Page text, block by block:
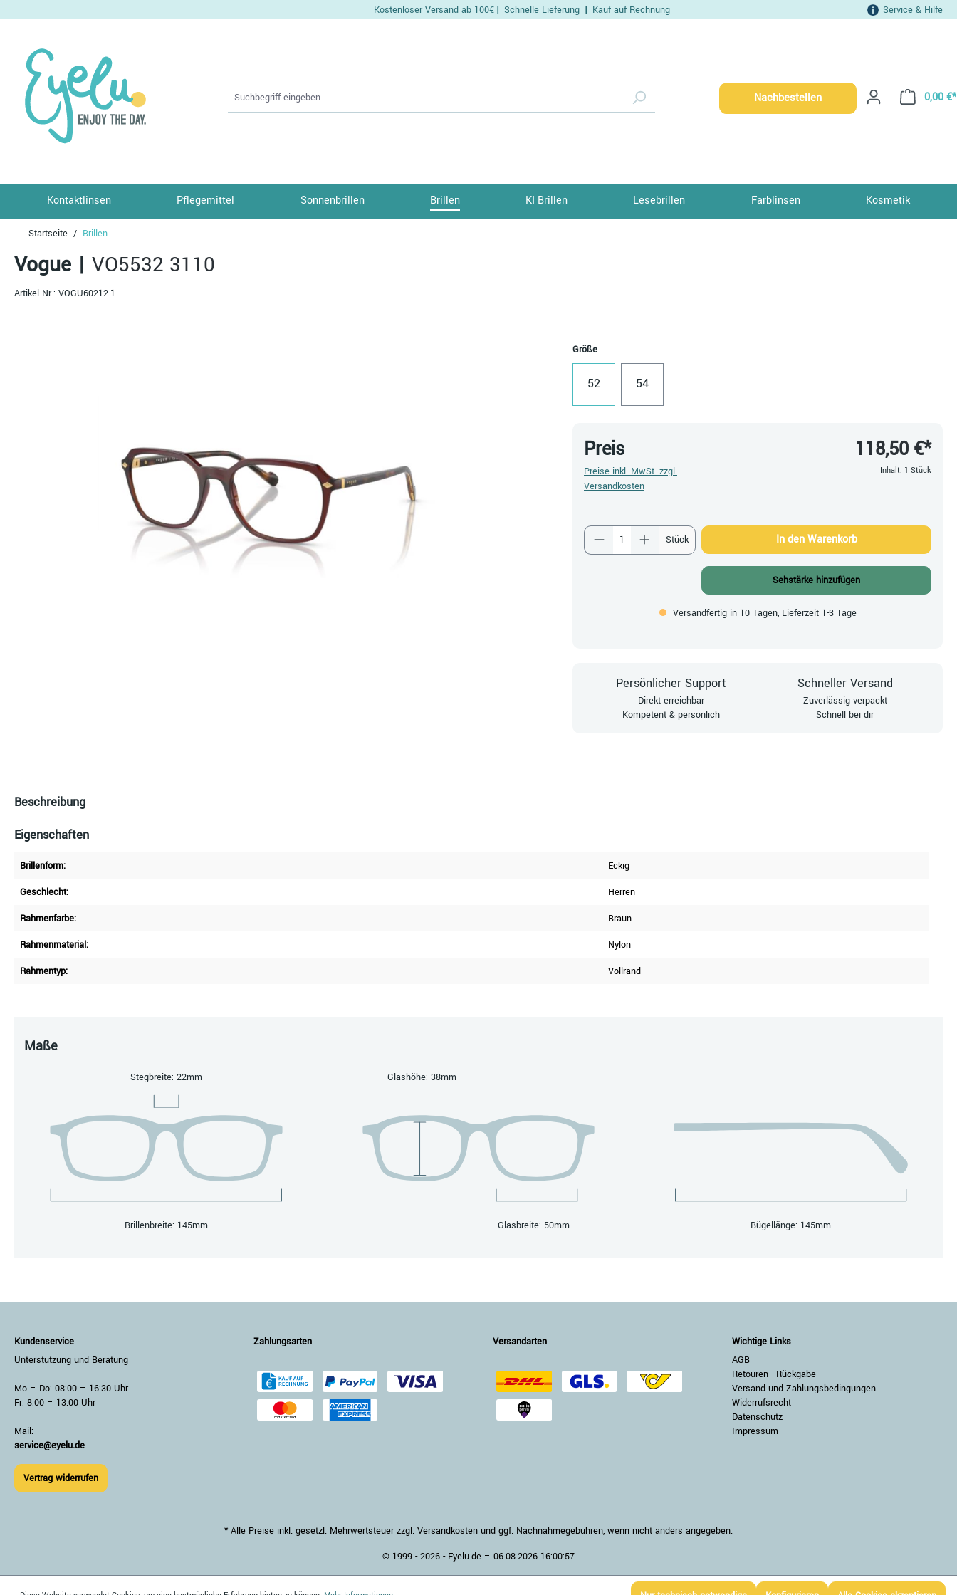
Kostenloser Versand ab 100€ | Schnelle Lieferung | Kauf auf Rechnung Service & Hilfe
0,00 €*
Nachbestellen
Kontaktlinsen Pflegemittel Sonnenbrillen Brillen KI Brillen Lesebrillen Farblinsen Kosmetik
Startseite Brillen
Vogue | VO5532 3110
Artikel Nr.: VOGU60212.1
Größeauswählen
52 54
Preis
Preise inkl. MwSt. zzgl.
Versandkosten
118,50 €*
Inhalt: 1 Stück
Produkt Anzahl: Gib den gewünschten Wert ein oder
Stück In den Warenkorb
Sehstärke hinzufügen
Versandfertig in 10 Tagen, Lieferzeit 1-3 Tage
Persönlicher Support
Direkt erreichbar
Kompetent & persönlich
Schneller Versand
Zuverlässig verpackt
Schnell bei dir
Beschreibung
Eigenschaften
Brillenform:
Eckig
Geschlecht:
Herren
Rahmenfarbe:
Braun
Rahmenmaterial:
Nylon
Rahmentyp:
Vollrand
Maße
Stegbreite: 22mm
Brillenbreite: 145mm
Glashöhe: 38mm
Glasbreite: 50mm Bügellänge: 145mm
Kundenservice
Unterstützung und Beratung
Mo – Do: 08:00 – 16:30 Uhr
Fr: 8:00 – 13:00 Uhr
Mail:
service@eyelu.de
Vertrag widerrufen
Zahlungsarten Versandarten
Wichtige Links
AGB
Retouren - Rückgabe
Versand und Zahlungsbedingungen
Widerrufsrecht
Datenschutz
Impressum
* Alle Preise inkl. gesetzl. Mehrwertsteuer zzgl. Versandkosten und ggf. Nachnahmegebühren, wenn nicht anders angegeben.
© 1999 - 2026 - Eyelu.de – 06.08.2026 16:00:57